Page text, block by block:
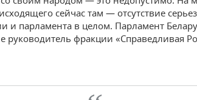
сейчас там — отсутствие
и парламента в целом. Парламент
руководитель фракции «Справедливая